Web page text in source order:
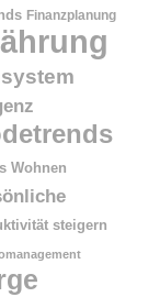
Finanzplanung
Wohnen
steigern